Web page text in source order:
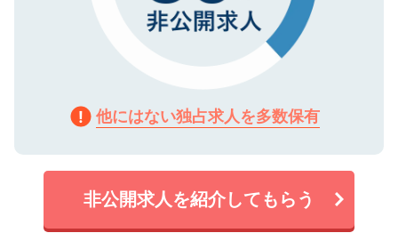
他にはない独占求人を多数保有
非公開求人を紹介してもらう